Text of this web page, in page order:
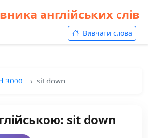
англійських слів
Вивчати слова
3000 sit down
sit down